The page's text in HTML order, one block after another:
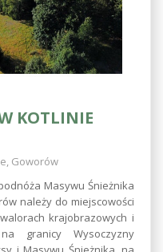
KOTLINIE
Goworów
Masywu Śnieżnika
należy do miejscowości
krajobrazowych i
granicy Wysoczyzny